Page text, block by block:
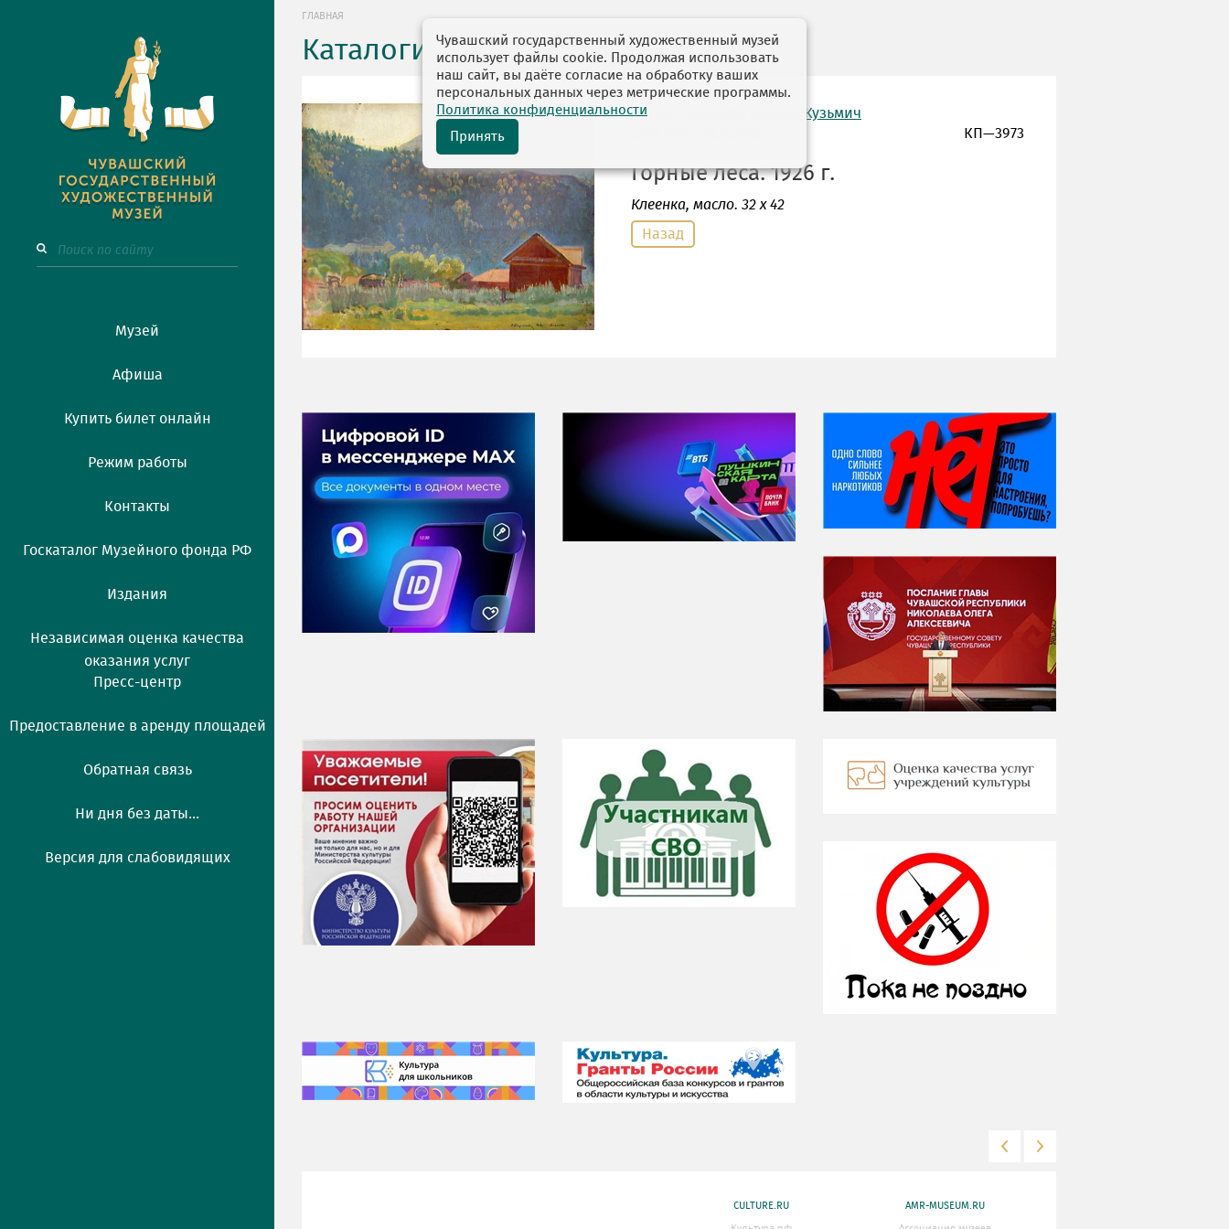
Музей
Афиша
Купить билет онлайн
Режим работы
Контакты
Госкаталог Музейного фонда РФ
Издания
Независимая оценка качества
оказания услуг
Пресс-центр
Предоставление в аренду площадей
Обратная связь
Ни дня без даты...
Версия для слабовидящих
ГЛАВНАЯ
Каталоги выставок
автор: Сверчков Никита Кузьмич
КП—3973
Горные леса. 1926 г.
Клеенка, масло. 32 х 42
Назад
НИ ДНЯ БЕЗ ДАТЫ...
07 августа
Я встретил вас – и
всё былое...
CULTURE.RU AMR-MUSEUM.RU
Чувашский государственный художественный музей
использует файлы cookie. Продолжая использовать
наш сайт, вы даёте согласие на обработку ваших
персональных данных через метрические программы.
Политика конфиденциальности
Принять